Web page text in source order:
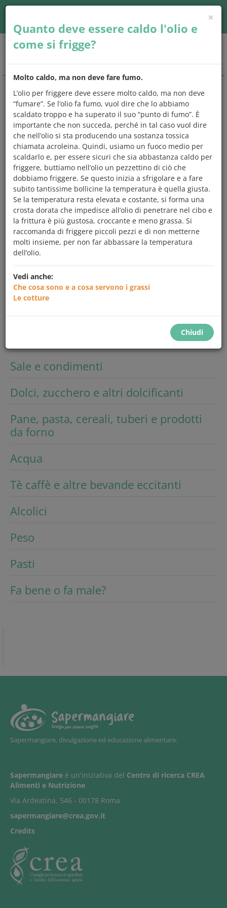
CHIEDOEMANGIO
Una risposta atutto quello che
avrestisemprevoluto chiederesugli
alimenti e l'alimentazione.
Scegli un argomento che preferisci,controlla se tra le
domande c'è quella che ti interessae leggi subito la
risposta,oppure prova a digitare una parolachiave sul
motore di ricerca. Ma se vuoi, puoi anche leggerle tutte.
Cerca
Frutta e ortaggi
Latte e derivati
Sale e condimenti
Dolci, zucchero e altri dolcificanti
Pane, pasta, cereali, tuberi e prodotti
da forno
Acqua
Tè caffè e altre bevande eccitanti
Alcolici
Peso
Pasti
Fa bene o fa male?
Sapermangiare, divulgazione ed educazione alimentare.
Sapermangiare è un'iniziativa del Centro di ricerca CREA
Alimenti e Nutrizione
Via Ardeatina, 546 - 00178 Roma
sapermangiare@crea.gov.it
Credits
×
Quanto deve essere caldo l'olio e
come si frigge?
Molto caldo, ma non deve fare fumo.
L’olio per friggere deve essere molto caldo, ma non deve
“fumare”. Se l’olio fa fumo, vuol dire che lo abbiamo
scaldato troppo e ha superato il suo “punto di fumo”. È
importante che non succeda, perché in tal caso vuol dire
che nell’olio si sta producendo una sostanza tossica
chiamata acroleina. Quindi, usiamo un fuoco medio per
scaldarlo e, per essere sicuri che sia abbastanza caldo per
friggere, buttiamo nell’olio un pezzettino di ciò che
dobbiamo friggere. Se questo inizia a sfrigolare e a fare
subito tantissime bollicine la temperatura è quella giusta.
Se la temperatura resta elevata e costante, si forma una
crosta dorata che impedisce all’olio di penetrare nel cibo e
la frittura è più gustosa, croccante e meno grassa. Si
raccomanda di friggere piccoli pezzi e di non metterne
molti insieme, per non far abbassare la temperatura
dell’olio.
Vedi anche:
Che cosa sono e a cosa servono i grassi
Le cotture
Chiudi